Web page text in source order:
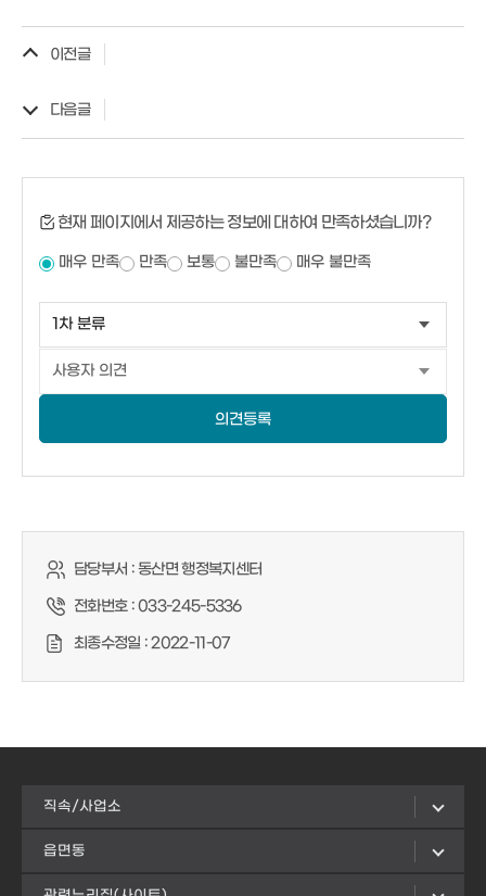
이전글
다음글
현재 페이지에서 제공하는 정보에 대하여 만족하셨습니까?
매우 만족 만족 보통 불만족 매우 불만족
의견등록
담당부서 :동산면 행정복지센터
전화번호 :033-245-5336
최종수정일 :2022-11-07
직속/사업소
읍면동